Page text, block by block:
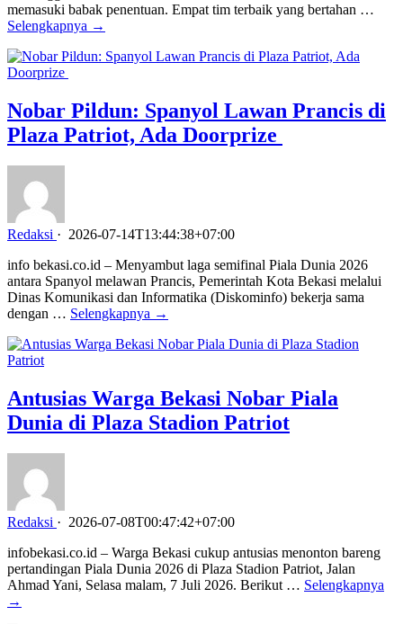
memasuki babak penentuan. Empat tim terbaik yang bertahan …
Selengkapnya →
Nobar Pildun: Spanyol Lawan Prancis di
Plaza Patriot, Ada Doorprize
Redaksi · 2026-07-14T13:44:38+07:00
info bekasi.co.id – Menyambut laga semifinal Piala Dunia 2026
antara Spanyol melawan Prancis, Pemerintah Kota Bekasi melalui
Dinas Komunikasi dan Informatika (Diskominfo) bekerja sama
dengan … Selengkapnya →
Antusias Warga Bekasi Nobar Piala
Dunia di Plaza Stadion Patriot
Redaksi · 2026-07-08T00:47:42+07:00
infobekasi.co.id – Warga Bekasi cukup antusias menonton bareng
pertandingan Piala Dunia 2026 di Plaza Stadion Patriot, Jalan
Ahmad Yani, Selasa malam, 7 Juli 2026. Berikut … Selengkapnya
→